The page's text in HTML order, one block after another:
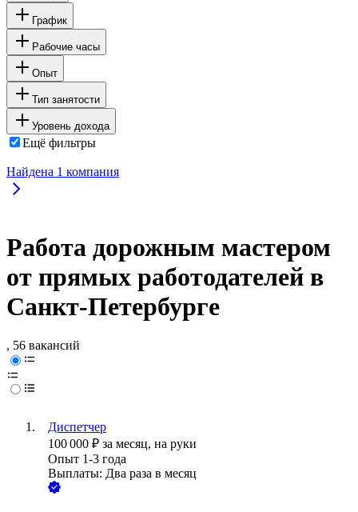
График
Рабочие часы
Опыт
Тип занятости
Уровень дохода
Ещё фильтры
Найдена 1 компания
Работа дорожным мастером
от прямых работодателей в
Санкт-Петербурге
, 56 вакансий
Диспетчер
100 000 ₽ за месяц, на руки
Опыт 1-3 года
Выплаты: Два раза в месяц